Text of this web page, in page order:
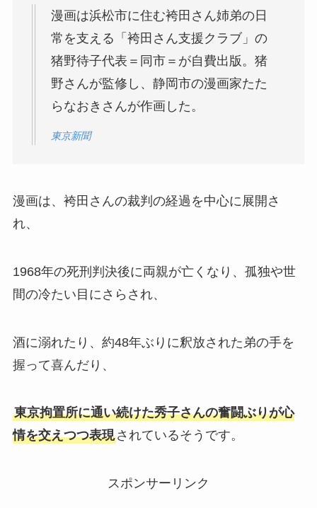
漫画は浜松市に住む袴田さん姉弟の日
常を支える「袴田さん支援クラブ」の
猪野待子代表＝同市＝が自費出版。猪
野さんが監修し、静岡市の漫画家たた
らなおきさんが作画した。
東京新聞
漫画は、袴田さんの裁判の経過を中心に展開さ
れ、
1968年の死刑判決後に両親が亡くなり、孤独や世
間の冷たい目にさらされ、
酒に溺れたり、約48年ぶりに釈放された弟の手を
握って喜んだり、
東京拘置所に通い続けた秀子さんの奮闘ぶりが心
情を交えつつ表現されているそうです。
スポンサーリンク